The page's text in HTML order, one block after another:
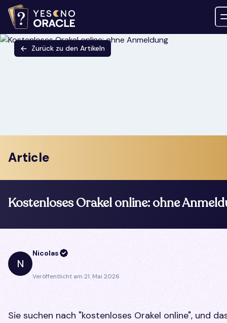
Zurück zu den Artikeln
Article
Kostenloses Orakel online: ohne
N
Nicolas
Veröffentlicht am 21. Mai 2026
Sie suchen nach "kostenloses Orakel online", und